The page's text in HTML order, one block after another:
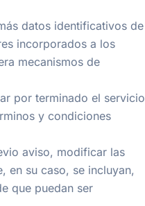
datos identificativos de
incorporados a los
mecanismos de
por terminado el servicio
y condiciones
aviso, modificar las
en su caso, se incluyan,
que puedan ser